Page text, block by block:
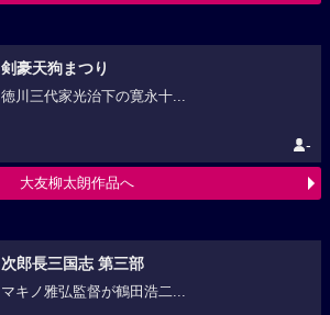
剣豪天狗まつり
徳川三代家光治下の寛永十...
-
大友柳太朗作品へ
次郎長三国志 第三部
マキノ雅弘監督が鶴田浩二...